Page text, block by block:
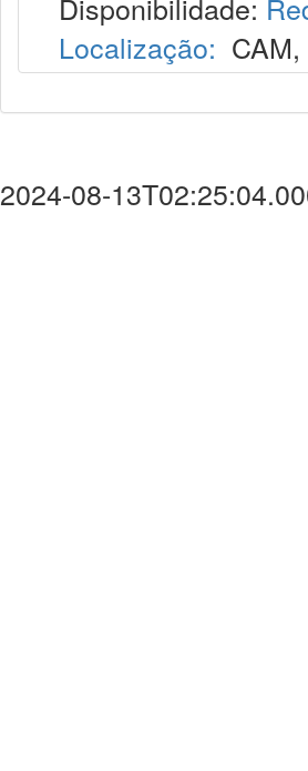
Localização: CAM,
2024-08-